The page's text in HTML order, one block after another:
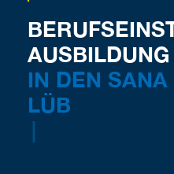
AUSBILDUNG
IN DEN SANA